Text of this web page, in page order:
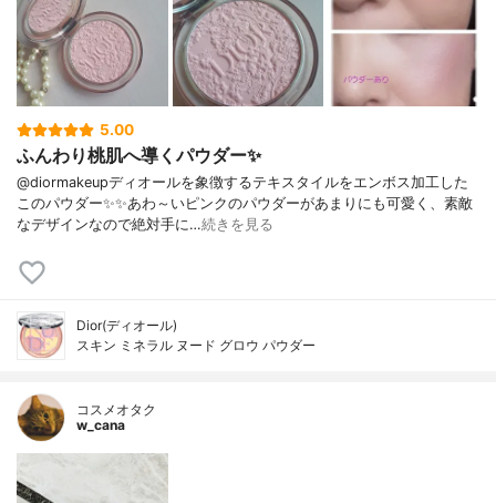
5.00
ふんわり桃肌へ導くパウダー✨
@diormakeupディオールを象徴するテキスタイルをエンボス加工した
このパウダー✨✨あわ～いピンクのパウダーがあまりにも可愛く、素敵
なデザインなので絶対手に…続きを見る
Dior(ディオール)
スキン ミネラル ヌード グロウ パウダー
コスメオタク
w_cana